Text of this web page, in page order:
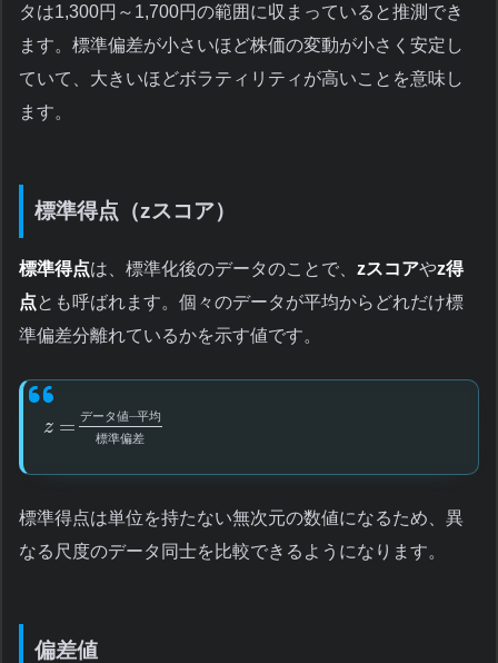
タは1,300円～1,700円の範囲に収まっていると推測でき
ます。標準偏差が小さいほど株価の変動が小さく安定し
ていて、大きいほどボラティリティが高いことを意味し
ます。
標準得点（zスコア）
標準得点は、標準化後のデータのことで、 zスコアやz得
点とも呼ばれます。個々のデータが平均からどれだけ標
準偏差分離れているかを示す値です。
z = データ値–平均
標準偏差
標準得点は単位を持たない無次元の数値になるため、異
なる尺度のデータ同士を比較できるようになります。
偏差値